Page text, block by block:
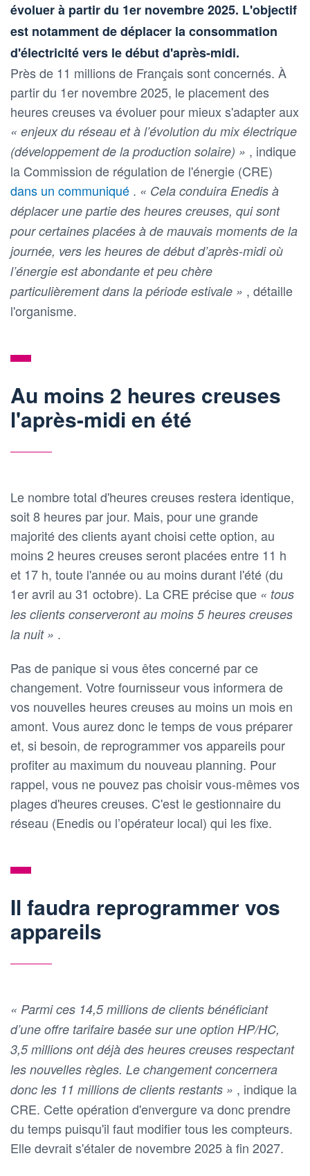
évoluer à partir du 1er novembre 2025. L'objectif
est notamment de déplacer la consommation
d'électricité vers le début d'après-midi.
Près de 11 millions de Français sont concernés. À
partir du 1er novembre 2025, le placement des
heures creuses va évoluer pour mieux s'adapter aux
« enjeux du réseau et à l’évolution du mix électrique
(développement de la production solaire) » , indique
la Commission de régulation de l'énergie (CRE)
dans un communiqué . « Cela conduira Enedis à
déplacer une partie des heures creuses, qui sont
pour certaines placées à de mauvais moments de la
journée, vers les heures de début d’après-midi où
l’énergie est abondante et peu chère
particulièrement dans la période estivale » , détaille
l'organisme.
Au moins 2 heures creuses
l'après-midi en été
Le nombre total d'heures creuses restera identique,
soit 8 heures par jour. Mais, pour une grande
majorité des clients ayant choisi cette option, au
moins 2 heures creuses seront placées entre 11 h
et 17 h, toute l'année ou au moins durant l'été (du
1er avril au 31 octobre). La CRE précise que « tous
les clients conserveront au moins 5 heures creuses
la nuit » .
Pas de panique si vous êtes concerné par ce
changement. Votre fournisseur vous informera de
vos nouvelles heures creuses au moins un mois en
amont. Vous aurez donc le temps de vous préparer
et, si besoin, de reprogrammer vos appareils pour
profiter au maximum du nouveau planning. Pour
rappel, vous ne pouvez pas choisir vous-mêmes vos
plages d'heures creuses. C'est le gestionnaire du
réseau (Enedis ou l’opérateur local) qui les fixe.
Il faudra reprogrammer vos
appareils
« Parmi ces 14,5 millions de clients bénéficiant
d’une offre tarifaire basée sur une option HP/HC,
3,5 millions ont déjà des heures creuses respectant
les nouvelles règles. Le changement concernera
donc les 11 millions de clients restants » , indique la
CRE. Cette opération d'envergure va donc prendre
du temps puisqu'il faut modifier tous les compteurs.
Elle devrait s'étaler de novembre 2025 à fin 2027.